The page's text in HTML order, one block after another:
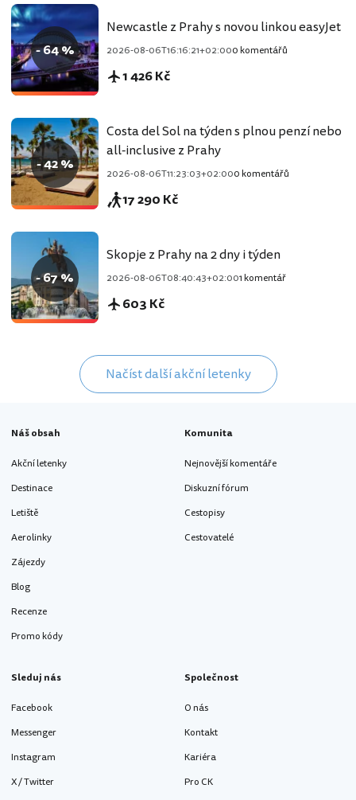
- 64 %
Newcastle z Prahy s novou linkou easyJet
2026-08-06T16:16:21+02:000 komentářů
1 426 Kč
- 42 %
Costa del Sol na týden s plnou penzí nebo
all-inclusive z Prahy
2026-08-06T11:23:03+02:000 komentářů
17 290 Kč
- 67 %
Skopje z Prahy na 2 dny i týden
2026-08-06T08:40:43+02:001 komentář
603 Kč
Načíst další akční letenky
Náš obsah
Akční letenky
Destinace
Letiště
Aerolinky
Zájezdy
Blog
Recenze
Promo kódy
Komunita
Nejnovější komentáře
Diskuzní fórum
Cestopisy
Cestovatelé
Sleduj nás
Facebook
Messenger
Instagram
X / Twitter
Společnost
O nás
Kontakt
Kariéra
Pro CK